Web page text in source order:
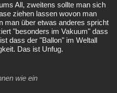
All, zweitens sollte man sich
ziehen lassen wovon man
man über etwas anderes spricht
"besonders im Vakuum" dass
dass der "Ballon" im Weltall
Das ist Unfug.
wie ein